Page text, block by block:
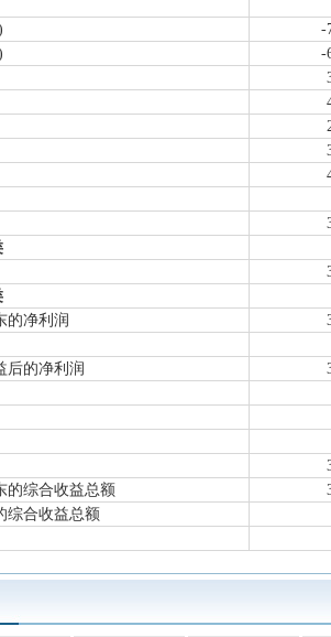
-
-
的净利润
后的净利润
的综合收益总额
综合收益总额